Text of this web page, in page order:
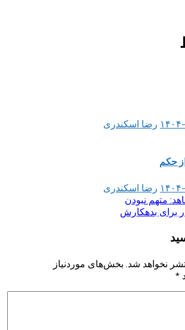
۰۷ رضا اسکندری
حکم
۰۷ رضا اسکندری
متهم نبودن
برای بدهکارش
نخواهد شد. بخش‌های موردنیاز
*